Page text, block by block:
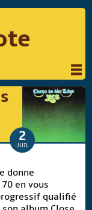
PODCAST
DE PRESSE
REFLEX
2
JUIL
donne
en vous
qualifié